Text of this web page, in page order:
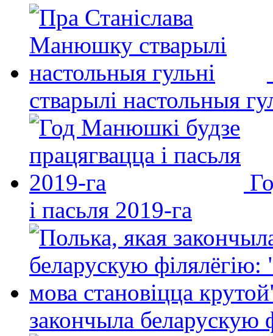
стварылі настольныя
і пасьля 2019-га
закончыла беларускую